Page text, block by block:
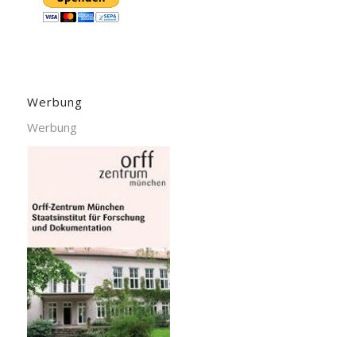
Werbung
Werbung